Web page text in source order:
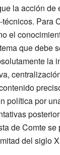
la acción de
Para
el
que debe
la
política por
de Comte
del siglo